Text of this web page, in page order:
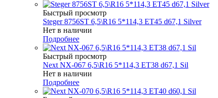
Быстрый просмотр
Steger 8756ST 6,5\R16 5*114,3 ET45 d67,1 Silver
Нет в наличии
Подробнее
Быстрый просмотр
Next NX-067 6,5\R16 5*114,3 ET38 d67,1 Sil
Нет в наличии
Подробнее